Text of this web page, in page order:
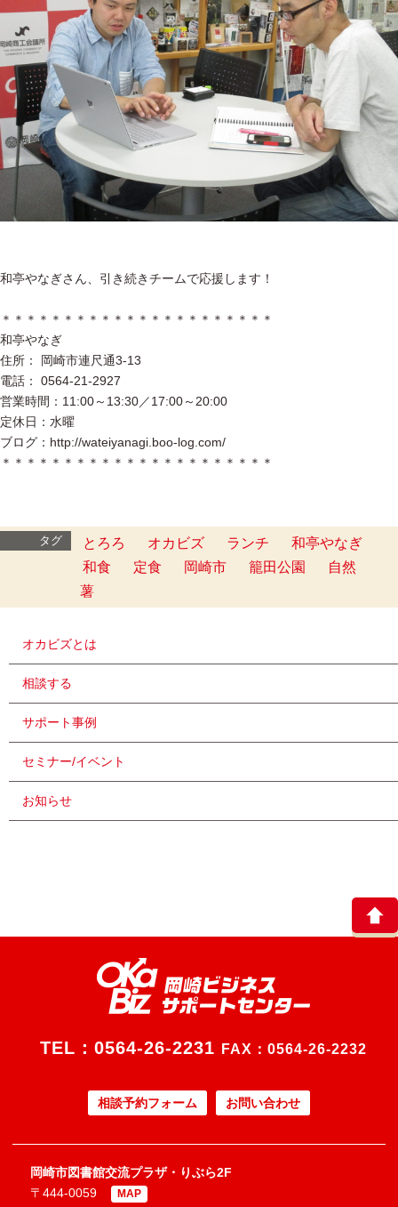
和亭やなぎさん、引き続きチームで応援します！
＊＊＊＊＊＊＊＊＊＊＊＊＊＊＊＊＊＊＊＊＊＊
和亭やなぎ
住所： 岡崎市連尺通3-13
電話： 0564-21-2927
営業時間：11:00～13:30／17:00～20:00
定休日：水曜
ブログ：http://wateiyanagi.boo-log.com/
＊＊＊＊＊＊＊＊＊＊＊＊＊＊＊＊＊＊＊＊＊＊
タグ とろろ オカビズ ランチ
和亭やなぎ
和食
定食 岡崎市 籠田公園
自然
薯
オカビズとは
相談する
サポート事例
セミナー/イベント
お知らせ
TEL： 0564-26-2231 FAX：0564-26-2232
相談予約フォーム お問い合わせ
岡崎市図書館交流プラザ・りぶら2F
〒444-0059
MAP